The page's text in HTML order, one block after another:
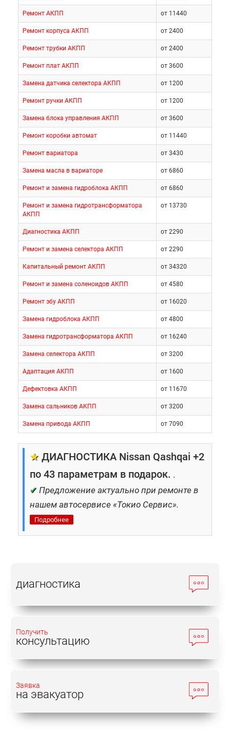
Ремонт АКПП от 11440
Ремонт корпуса АКПП от 2400
Ремонт трубки АКПП от 2400
Ремонт плат АКПП от 3600
Замена датчика селектора АКПП от 1200
Ремонт ручки АКПП от 1200
Замена блока управления АКПП от 3600
Ремонт коробки автомат от 11440
Ремонт вариатора от 3430
Замена масла в вариаторе от 6860
Ремонт и замена гидроблока АКПП от 6860
Ремонт и замена гидротрансформатора
АКПП
от 13730
Диагностика АКПП от 2290
Ремонт и замена селектора АКПП от 2290
Капитальный ремонт АКПП от 34320
Ремонт и замена соленоидов АКПП от 4580
Ремонт эбу АКПП от 16020
Замена гидроблока АКПП от 4800
Замена гидротрансформатора АКПП от 16240
Замена селектора АКПП от 3200
Адаптация АКПП от 1600
Дефектовка АКПП от 11670
Замена сальников АКПП от 3200
Замена привода АКПП от 7090
★ ДИАГНОСТИКА Nissan Qashqai +2
по 43 параметрам в подарок. .
✔ Предложение актуально при ремонте в
нашем автосервисе «Токио Сервис».
Подробнее
диагностика
Получить
консультацию
Заявка
на эвакуатор